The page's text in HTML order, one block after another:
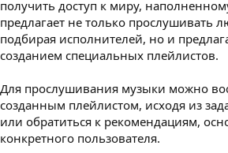
я
получить доступ к миру,
предлагает не только прослушивать
подбирая исполнителей, но и
созданием специальных плейлистов.
Для прослушивания музыки можно
созданным плейлистом, исходя из
или обратиться к рекомендациям,
конкретного пользователя.